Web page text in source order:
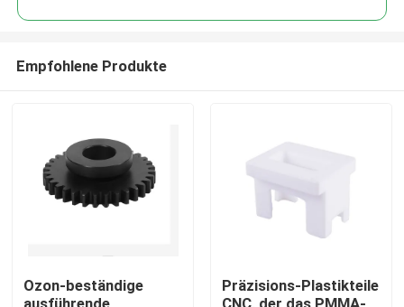
Empfohlene Produkte
Ozon-beständige
Präzisions-Plastikteile